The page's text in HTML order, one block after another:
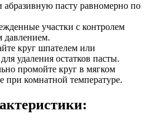
пасту равномерно по
участки с контролем
давлением.
круг шпателем или
удаления остатков пасты.
промойте круг в мягком
при комнатной температуре.